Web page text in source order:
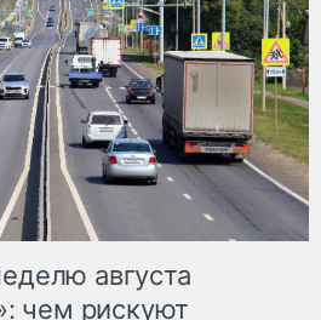
августа
чем рискуют